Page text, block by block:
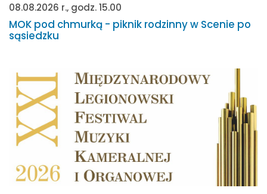
08.08.2026 r., godz. 15.00
MOK pod chmurką - piknik rodzinny w Scenie po
sąsiedzku